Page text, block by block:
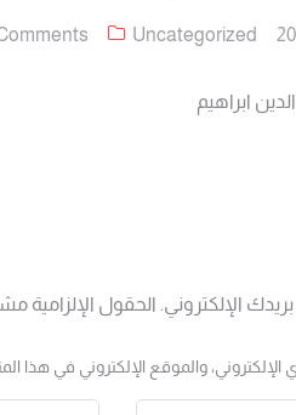
Uncategorized
ابراهيم
الإلكتروني. الحقول الإلزامية
والموقع الإلكتروني في هذا